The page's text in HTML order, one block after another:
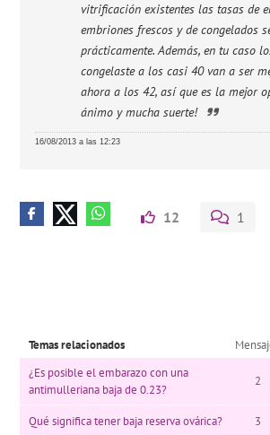
vitrificación existentes las tasas de
embriones frescos y de congelados
prácticamente. Además, en tu caso
congelaste a los casi 40 van a ser
ahora a los 42, así que es la mejor
ánimo y mucha suerte!
16/08/2013 a las 12:23
12 1
Temas relacionados
¿Es posible el embarazo con una
antimulleriana baja de 0.23?
2
Qué significa tener baja reserva ovárica? 3